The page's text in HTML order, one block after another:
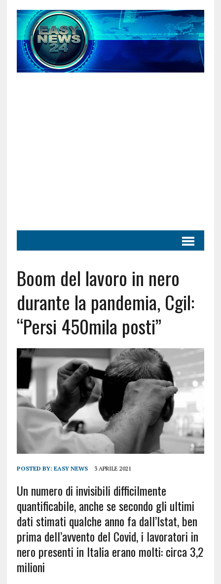
Boom del lavoro in nero
durante la pandemia, Cgil:
“Persi 450mila posti”
POSTED BY: EASY NEWS 3 APRILE 2021
Un numero di invisibili difficilmente
quantificabile, anche se secondo gli ultimi
dati stimati qualche anno fa dall’Istat, ben
prima dell’avvento del Covid, i lavoratori in
nero presenti in Italia erano molti: circa 3,2
milioni